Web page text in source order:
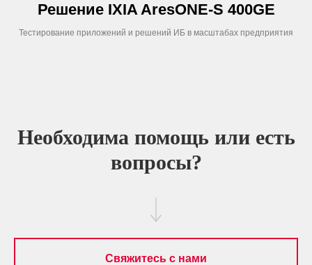
Решение IXIA AresONE-S 400GE
Тестирование приложений и решений ИБ в масштабах предприятия
Необходима помощь или есть
вопросы?
Свяжитесь с нами